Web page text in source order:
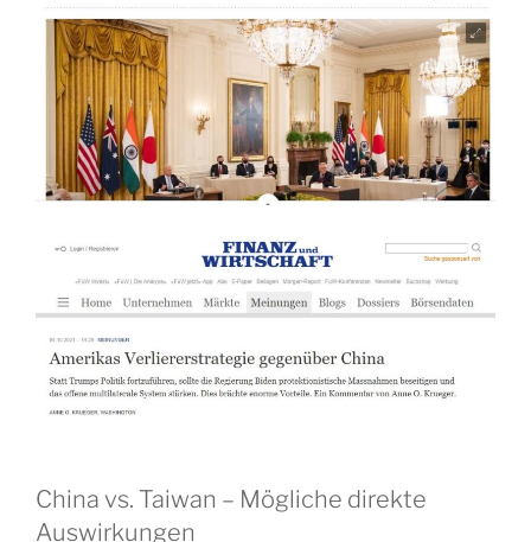
China vs. Taiwan – Mögliche direkte
Auswirkungen